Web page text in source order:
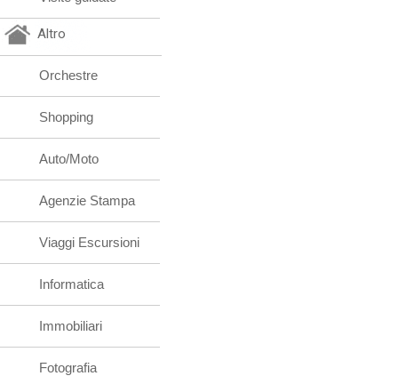
Altro
Orchestre
Shopping
Auto/Moto
Agenzie Stampa
Viaggi Escursioni
Informatica
Immobiliari
Fotografia